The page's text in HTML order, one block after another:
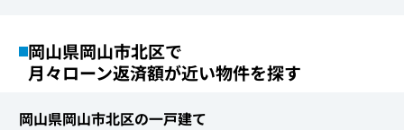
岡山県岡山市北区で
月々ローン返済額が近い物件を探す
岡山県岡山市北区の一戸建て